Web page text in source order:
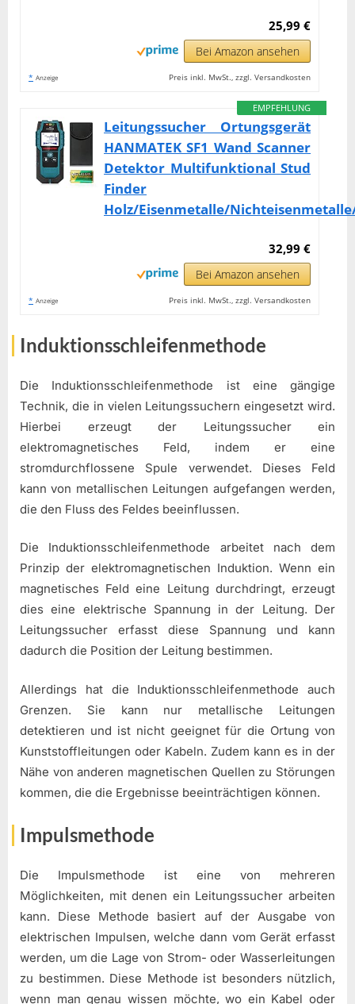
25,99 €
Bei Amazon ansehen
* Anzeige Preis inkl. MwSt., zzgl. Versandkosten
EMPFEHLUNG
Leitungssucher Ortungsgerät
HANMATEK SF1 Wand Scanner
Detektor Multifunktional Stud
Finder
Holz/Eisenmetalle/
32,99 €
Bei Amazon ansehen
* Anzeige Preis inkl. MwSt., zzgl. Versandkosten
Induktionsschleifenmethode
Die Induktionsschleifenmethode ist eine gängige
Technik, die in vielen Leitungssuchern eingesetzt wird.
Hierbei erzeugt der Leitungssucher ein
elektromagnetisches Feld, indem er eine
stromdurchflossene Spule verwendet. Dieses Feld
kann von metallischen Leitungen aufgefangen werden,
die den Fluss des Feldes beeinflussen.
Die Induktionsschleifenmethode arbeitet nach dem
Prinzip der elektromagnetischen Induktion. Wenn ein
magnetisches Feld eine Leitung durchdringt, erzeugt
dies eine elektrische Spannung in der Leitung. Der
Leitungssucher erfasst diese Spannung und kann
dadurch die Position der Leitung bestimmen.
Allerdings hat die Induktionsschleifenmethode auch
Grenzen. Sie kann nur metallische Leitungen
detektieren und ist nicht geeignet für die Ortung von
Kunststoffleitungen oder Kabeln. Zudem kann es in der
Nähe von anderen magnetischen Quellen zu Störungen
kommen, die die Ergebnisse beeinträchtigen können.
Impulsmethode
Die Impulsmethode ist eine von mehreren
Möglichkeiten, mit denen ein Leitungssucher arbeiten
kann. Diese Methode basiert auf der Ausgabe von
elektrischen Impulsen, welche dann vom Gerät erfasst
werden, um die Lage von Strom- oder Wasserleitungen
zu bestimmen. Diese Methode ist besonders nützlich,
wenn man genau wissen möchte, wo ein Kabel oder